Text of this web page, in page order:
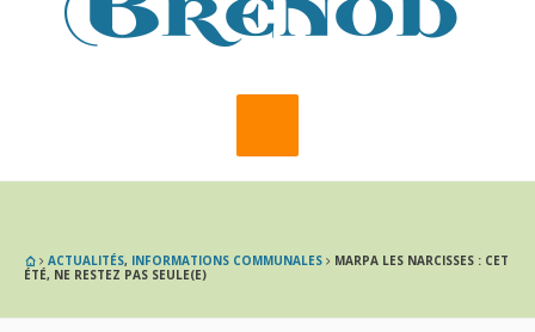
ACTUALITÉS, INFORMATIONS COMMUNALES
MARPA LES NARCISSES : CET
ÉTÉ, NE RESTEZ PAS SEULE(E)